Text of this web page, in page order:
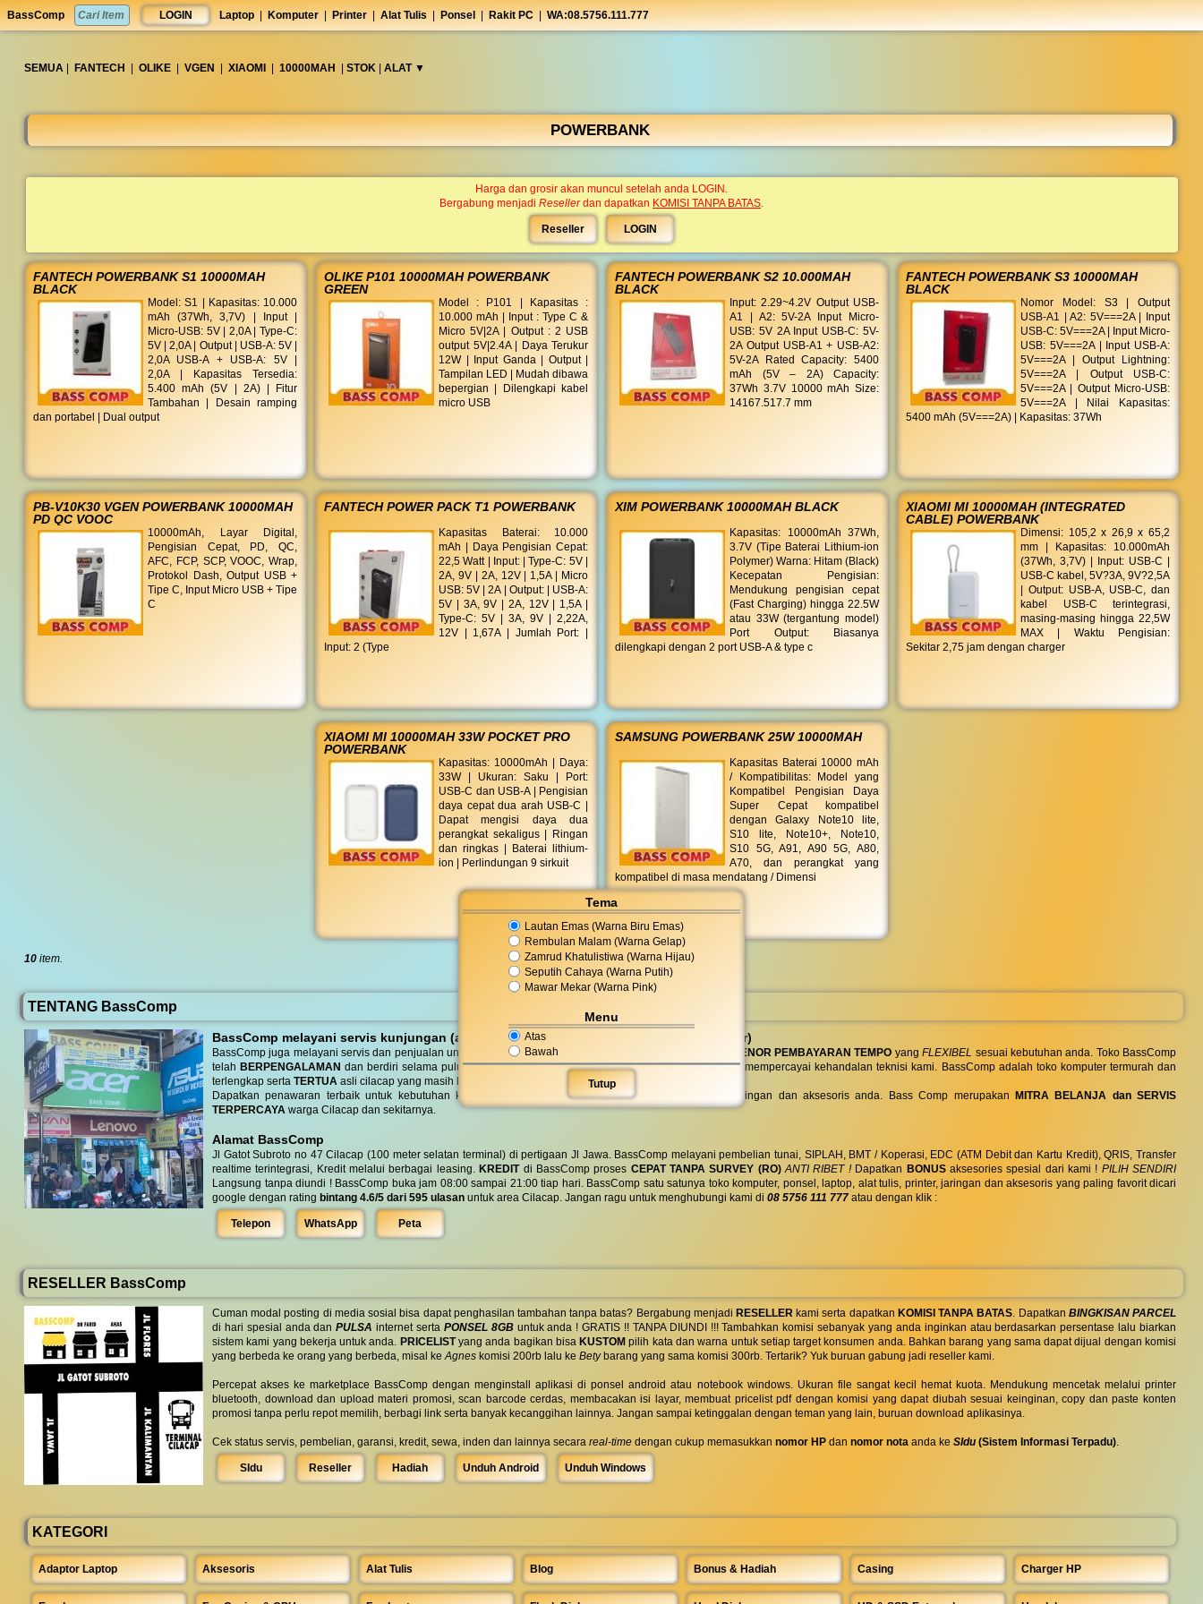
Tema
Lautan Emas (Warna Biru Emas)
Rembulan Malam (Warna Gelap)
Zamrud Khatulistiwa (Warna Hijau)
Seputih Cahaya (Warna Putih)
Mawar Mekar (Warna Pink)
Menu
Atas
Bawah
Tutup
BassComp LOGIN Laptop Komputer Printer Alat Tulis Ponsel Rakit PC WA:08.5756.111.777
anti
lelet
SEMUA FANTECH OLIKE VGEN XIAOMI 10000MAH STOK ALAT ▼︎
POWERBANK
Harga dan grosir akan muncul setelah anda LOGIN.
Bergabung menjadi Resellerdan dapatkan KOMISI TANPA BATAS.
Reseller LOGIN
FANTECH POWERBANK S1 10000MAH
BLACK
Model: S1 | Kapasitas: 10.000
mAh (37Wh, 3,7V) | Input |
Micro-USB: 5V | 2,0A | Type-C:
5V | 2,0A | Output | USB-A: 5V |
2,0A USB-A + USB-A: 5V |
2,0A | Kapasitas Tersedia:
5.400 mAh (5V | 2A) | Fitur
Tambahan | Desain ramping
dan portabel | Dual output
OLIKE P101 10000MAH POWERBANK
GREEN
Model : P101 | Kapasitas :
10.000 mAh | Input : Type C &
Micro 5V|2A | Output : 2 USB
output 5V|2.4A | Daya Terukur
12W | Input Ganda | Output |
Tampilan LED | Mudah dibawa
bepergian | Dilengkapi kabel
micro USB
FANTECH POWERBANK S2 10.000MAH
BLACK
Input: 2.29~4.2V Output USB-
A1 | A2: 5V-2A Input Micro-
USB: 5V 2A Input USB-C: 5V-
2A Output USB-A1 + USB-A2:
5V-2A Rated Capacity: 5400
mAh (5V – 2A) Capacity:
37Wh 3.7V 10000 mAh Size:
14167.517.7 mm
FANTECH POWERBANK S3 10000MAH
BLACK
Nomor Model: S3 | Output
USB-A1 | A2: 5V===2A | Input
USB-C: 5V===2A | Input Micro-
USB: 5V===2A | Input USB-A:
5V===2A | Output Lightning:
5V===2A | Output USB-C:
5V===2A | Output Micro-USB:
5V===2A | Nilai Kapasitas:
5400 mAh (5V===2A) | Kapasitas: 37Wh
PB-V10K30 VGEN POWERBANK 10000MAH
PD QC VOOC
10000mAh, Layar Digital,
Pengisian Cepat, PD, QC,
AFC, FCP, SCP, VOOC, Wrap,
Protokol Dash, Output USB +
Tipe C, Input Micro USB + Tipe
C
FANTECH POWER PACK T1 POWERBANK
Kapasitas Baterai: 10.000
mAh | Daya Pengisian Cepat:
22,5 Watt | Input: | Type-C: 5V |
2A, 9V | 2A, 12V | 1,5A | Micro
USB: 5V | 2A | Output: | USB-A:
5V | 3A, 9V | 2A, 12V | 1,5A |
Type-C: 5V | 3A, 9V | 2,22A,
12V | 1,67A | Jumlah Port: |
Input: 2 (Type
XIM POWERBANK 10000MAH BLACK
Kapasitas: 10000mAh 37Wh,
3.7V (Tipe Baterai Lithium-ion
Polymer) Warna: Hitam (Black)
Kecepatan Pengisian:
Mendukung pengisian cepat
(Fast Charging) hingga 22.5W
atau 33W (tergantung model)
Port Output: Biasanya
dilengkapi dengan 2 port USB-A & type c
XIAOMI MI 10000MAH (INTEGRATED
CABLE) POWERBANK
Dimensi: 105,2 x 26,9 x 65,2
mm | Kapasitas: 10.000mAh
(37Wh, 3,7V) | Input: USB-C |
USB-C kabel, 5V?3A, 9V?2,5A
| Output: USB-A, USB-C, dan
kabel USB-C terintegrasi,
masing-masing hingga 22,5W
MAX | Waktu Pengisian:
Sekitar 2,75 jam dengan charger
XIAOMI MI 10000MAH 33W POCKET PRO
POWERBANK
Kapasitas: 10000mAh | Daya:
33W | Ukuran: Saku | Port:
USB-C dan USB-A | Pengisian
daya cepat dua arah USB-C |
Dapat mengisi daya dua
perangkat sekaligus | Ringan
dan ringkas | Baterai lithium-
ion | Perlindungan 9 sirkuit
SAMSUNG POWERBANK 25W 10000MAH
Kapasitas Baterai 10000 mAh
/ Kompatibilitas: Model yang
Kompatibel Pengisian Daya
Super Cepat kompatibel
dengan Galaxy Note10 lite,
S10 lite, Note10+, Note10,
S10 5G, A91, A90 5G, A80,
A70, dan perangkat yang
kompatibel di masa mendatang / Dimensi
10 item.
TENTANG BassComp
BassComp melayani servis kunjungan (antar jemput) dan pembelian DO (Delivery Order)
BassComp juga melayani servis dan penjualan untuk instansi, sekolah, koperasi dan perusahaan dengan TENOR PEMBAYARAN TEMPO yangFLEXIBEL sesuai kebutuhan anda. Toko BassComp
telah BERPENGALAMAN dan berdiri selama puluhan tahun, telah banyak instansi dan perusahaan besar mempercayai kehandalan teknisi kami. BassComp adalah toko komputer termurah dan
terlengkap serta TERTUA asli cilacap yang masih berdiri sampai saat ini.
Dapatkan penawaran terbaik untuk kebutuhan komputer, laptop, ponsel / seluler , printer, alat tulis, jaringan dan aksesoris anda. Bass Comp merupakan
MITRA BELANJA dan SERVIS
TERPERCAYA warga Cilacap dan sekitarnya.
Alamat BassComp
Jl Gatot Subroto no 47 Cilacap (100 meter selatan terminal) di pertigaan Jl Jawa. BassComp melayani pembelian tunai, SIPLAH, BMT / Koperasi, EDC (ATM Debit dan Kartu Kredit), QRIS, Transfer
realtime terintegrasi, Kredit melalui berbagai leasing. KREDITdi BassComp proses CEPAT TANPA SURVEY (RO) ANTI RIBET !Dapatkan BONUSaksesories spesial dari kami ! PILIH SENDIRI
Langsung tanpa diundi ! BassComp buka jam 08:00 sampai 21:00 tiap hari. BassComp satu satunya toko komputer, ponsel, laptop, alat tulis, printer, jaringan dan aksesoris yang paling favorit dicari
google dengan rating bintang 4.6/5 dari 595 ulasan untuk area Cilacap. Jangan ragu untuk menghubungi kami di 08 5756 111 777 atau dengan klik :
Telepon WhatsApp Peta
RESELLER BassComp
Cuman modal posting di media sosial bisa dapat penghasilan tambahan tanpa batas? Bergabung menjadi RESELLER kami serta dapatkan KOMISI TANPA BATAS. Dapatkan BINGKISAN PARCEL
di hari spesial anda danPULSA internet serta PONSEL 8GBuntuk anda ! GRATIS !! TANPA DIUNDI !!! Tambahkan komisi sebanyak yang anda inginkan atau berdasarkan persentase lalu biarkan
sistem kami yang bekerja untuk anda. PRICELISTyang anda bagikan bisa KUSTOM pilih kata dan warna untuk setiap target konsumen anda. Bahkan barang yang sama dapat dijual dengan komisi
yang berbeda ke orang yang berbeda, misal keAgnes komisi 200rb lalu ke Betybarang yang sama komisi 300rb. Tertarik? Yuk buruan gabung jadi reseller kami.
Percepat akses ke marketplace BassComp dengan menginstall aplikasi di ponsel android atau notebook windows. Ukuran file sangat kecil hemat kuota. Mendukung mencetak melalui printer
bluetooth, download dan upload materi promosi, scan barcode cerdas, membacakan isi layar, membuat pricelist pdf dengan komisi yang dapat diubah sesuai keinginan, copy dan paste konten
promosi tanpa perlu repot memilih, berbagi link serta banyak kecanggihan lainnya. Jangan sampai ketinggalan dengan teman yang lain, buruan download aplikasinya.
Cek status servis, pembelian, garansi, kredit, sewa, inden dan lainnya secara real-time dengan cukup memasukkan nomor HP dan nomor nota anda ke SIdu (Sistem Informasi Terpadu).
SIdu Reseller Hadiah Unduh Android Unduh Windows
KATEGORI
Adaptor Laptop Aksesoris Alat Tulis Blog Bonus & Hadiah Casing Charger HP